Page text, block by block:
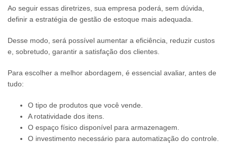
Ao seguir essas diretrizes, sua empresa poderá, sem dúvida,
definir a estratégia de gestão de estoque mais adequada.
Desse modo, será possível aumentar a eficiência, reduzir custos
e, sobretudo, garantir a satisfação dos clientes.
Para escolher a melhor abordagem, é essencial avaliar, antes de
tudo:
O tipo de produtos que você vende.
A rotatividade dos itens.
O espaço físico disponível para armazenagem.
O investimento necessário para automatização do controle.